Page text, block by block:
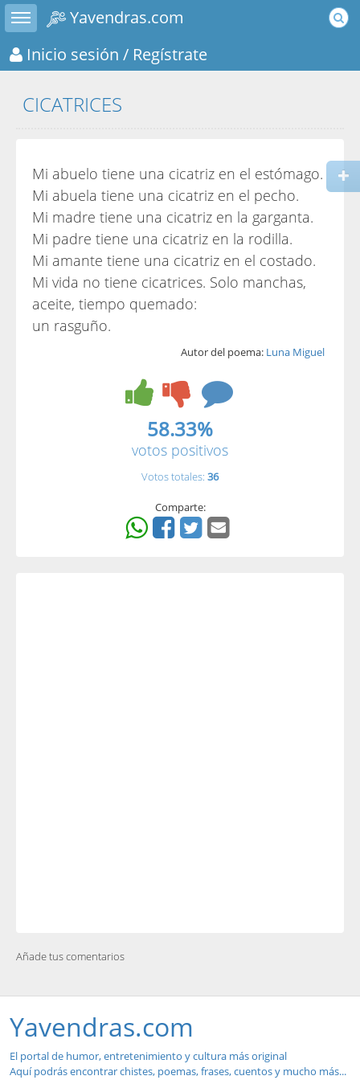
Toggle sidebar
Yavendras.com
Inicio sesión / Regístrate
CICATRICES
Mi abuelo tiene una cicatriz en el estómago.
Mi abuela tiene una cicatriz en el pecho.
Mi madre tiene una cicatriz en la garganta.
Mi padre tiene una cicatriz en la rodilla.
Mi amante tiene una cicatriz en el costado.
Mi vida no tiene cicatrices. Solo manchas,
aceite, tiempo quemado:
un rasguño.
Autor del poema: Luna Miguel
58.33%
votos positivos
Votos totales: 36
Comparte:
Añade tus comentarios
Yavendras.com
El portal de humor, entretenimiento y cultura más original
Aquí podrás encontrar chistes, poemas, frases, cuentos y mucho más...